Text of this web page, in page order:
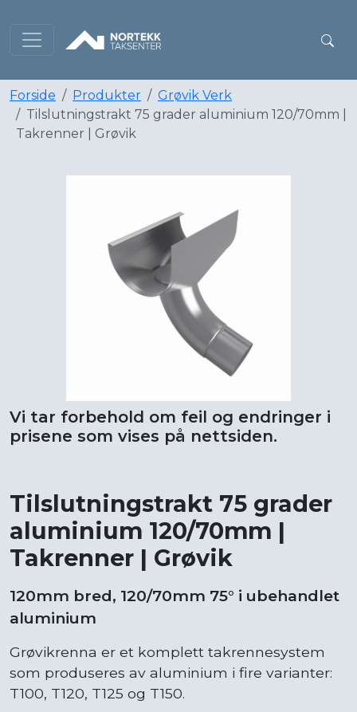
Forside Produkter
Grøvik Verk
Tilslutningstrakt 75 grader aluminium 120/70mm |
Takrenner | Grøvik
Vi tar forbehold om feil og endringer i
prisene som vises på nettsiden.
Tilslutningstrakt 75 grader
aluminium 120/70mm |
Takrenner | Grøvik
120mm bred, 120/70mm 75° i ubehandlet
aluminium
Grøvikrenna er et komplett takrennesystem
som produseres av aluminium i fire varianter:
T100, T120, T125 og T150.